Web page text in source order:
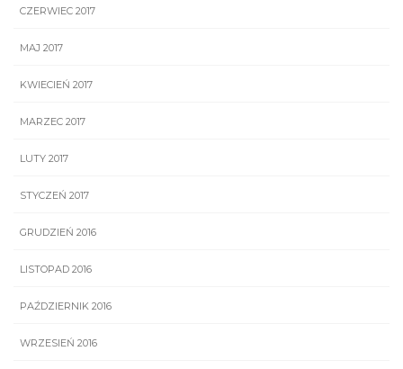
CZERWIEC 2017
MAJ 2017
KWIECIEŃ 2017
MARZEC 2017
LUTY 2017
STYCZEŃ 2017
GRUDZIEŃ 2016
LISTOPAD 2016
PAŹDZIERNIK 2016
WRZESIEŃ 2016